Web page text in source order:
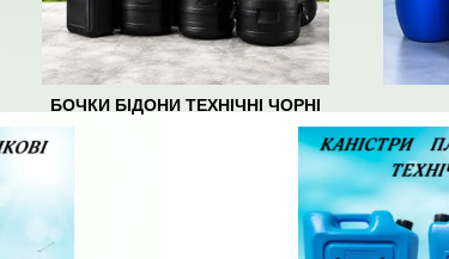
БОЧКИ БІДОНИ ТЕХНІЧНІ ЧОРНІ